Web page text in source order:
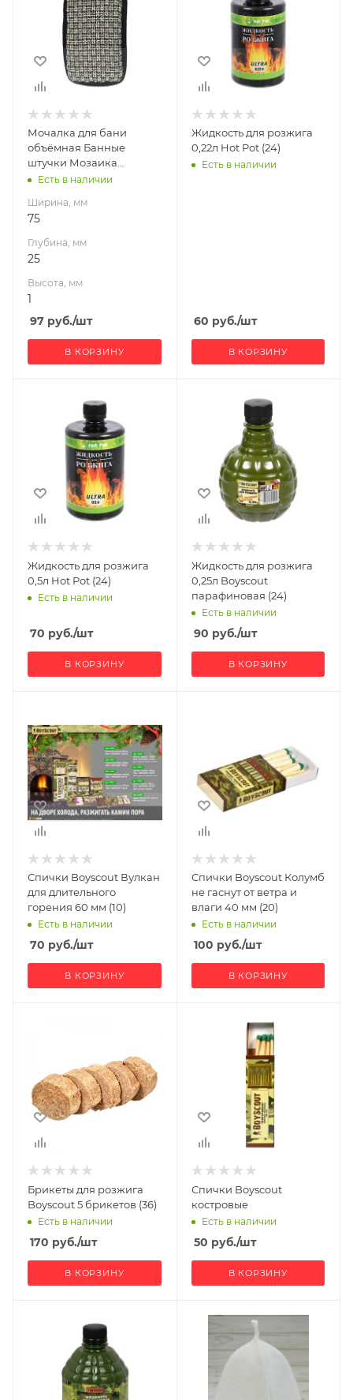
Глубина, мм
Высота, мм
Мочалка для бани
объёмная Банные
штучки Мозаика
10*15*2,5см (30)
Есть в наличии
Ширина, мм
75
Глубина, мм
25
Высота, мм
1
97 руб./шт
В КОРЗИНУ
Жидкость для розжига
0,22л Hot Pot (24)
Есть в наличии
60 руб./шт
В КОРЗИНУ
Жидкость для розжига
0,5л Hot Pot (24)
Есть в наличии
70 руб./шт
В КОРЗИНУ
Жидкость для розжига
0,25л Boyscout
парафиновая (24)
Есть в наличии
90 руб./шт
В КОРЗИНУ
Спички Boyscout Вулкан
для длительного
горения 60 мм (10)
Есть в наличии
70 руб./шт
В КОРЗИНУ
Спички Boyscout Колумб
не гаснут от ветра и
влаги 40 мм (20)
Есть в наличии
100 руб./шт
В КОРЗИНУ
Брикеты для розжига
Boyscout 5 брикетов (36)
Есть в наличии
170 руб./шт
В КОРЗИНУ
Спички Boyscout
костровые
Есть в наличии
50 руб./шт
В КОРЗИНУ
Ширина, мм
150
Глубина, мм